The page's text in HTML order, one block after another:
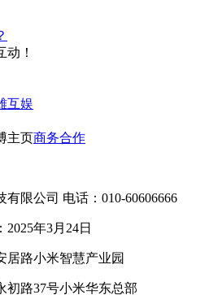
！
互娱
主页商务合作
限公司 电话：010-60606666
2025年3月24日
居路小米智慧产业园
初路37号小米华东总部